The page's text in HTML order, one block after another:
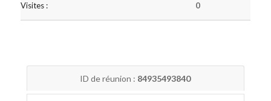
Visites : 0
ID de réunion : 84935493840